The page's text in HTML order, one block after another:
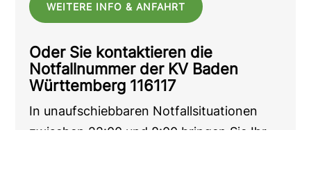
WEITERE INFO & ANFAHRT
Oder Sie kontaktieren die
Notfallnummer der KV Baden
Württemberg 116117
In unaufschiebbaren Notfallsituationen
zwischen 22:00 und 8:00 bringen Sie Ihr